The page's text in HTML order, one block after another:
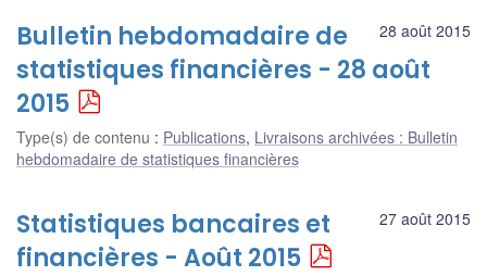
28 août 2015
Bulletin hebdomadaire de
statistiques financières - 28 août
2015
Type(s) de contenu : Publications, Livraisons archivées : Bulletin
hebdomadaire de statistiques financières
27 août 2015
Statistiques bancaires et
financières - Août 2015